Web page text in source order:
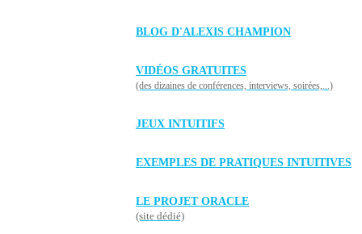
BLOG D'ALEXIS CHAMPION
VIDÉOS GRATUITES
(des dizaines de conférences, interviews, soirées,...)
JEUX INTUITIFS
EXEMPLES DE PRATIQUES INTUITIVES
LE PROJET ORACLE
(site dédié)